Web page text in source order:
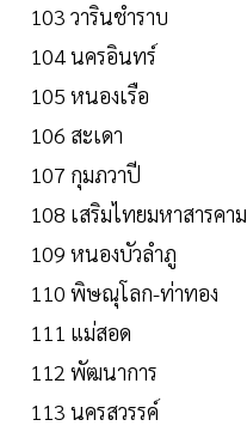
103 วารินชำราบ
104 นครอินทร์
105 หนองเรือ
106 สะเดา
107 กุมภวาปี
108 เสริมไทยมหาสารคาม
109 หนองบัวลำภู
110 พิษณุโลก-ท่าทอง
111 แม่สอด
112 พัฒนาการ
113 นครสวรรค์